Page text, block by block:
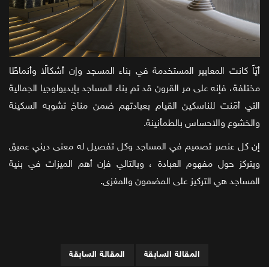
أيّاً كانت المعايير المستخدمة في بناء المسجد وإن أشكالًا وأنماطًا
مختلفة، فإنه على مر القرون قد تم بناء المساجد بإيديولوجيا الجمالية
التي أمّنت للناسكين القيام بعبادتهم ضمن مناخ تشوبه السكينة
والخشوع والاحساس بالطمأنينة.
إن كل عنصر تصميم في المساجد وكل تفصيل له معنى ديني عميق
ويتركز حول مفهوم العبادة ، وبالتالي فإن أهم الميزات في بنية
المساجد هي التركيز على المضمون والمغزى.
المقالة السابقة المقالة السابقة